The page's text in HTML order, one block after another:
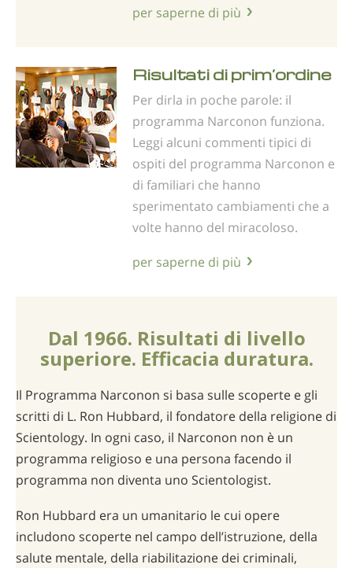
per saperne di più
Risultati di prim’ordine
Per dirla in poche parole: il
programma Narconon funziona.
Leggi alcuni commenti tipici di
ospiti del programma Narconon e
di familiari che hanno
sperimentato cambiamenti che a
volte hanno del miracoloso.
per saperne di più
Dal 1966. Risultati di livello
superiore. Efficacia duratura.
Il Programma Narconon si basa sulle scoperte e gli
scritti di L. Ron Hubbard, il fondatore della religione di
Scientology. In ogni caso, il Narconon non è un
programma religioso e una persona facendo il
programma non diventa uno Scientologist.
Ron Hubbard era un umanitario le cui opere
includono scoperte nel campo dell’istruzione, della
salute mentale, della riabilitazione dei criminali,